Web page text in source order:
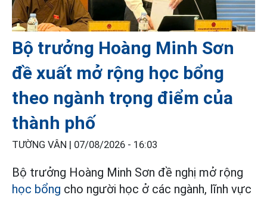
Bộ trưởng Hoàng Minh Sơn
đề xuất mở rộng học bổng
theo ngành trọng điểm của
thành phố
TƯỜNG VÂN | 07/08/2026 - 16:03
Bộ trưởng Hoàng Minh Sơn đề nghị mở rộng
học bổng cho người học ở các ngành, lĩnh vực